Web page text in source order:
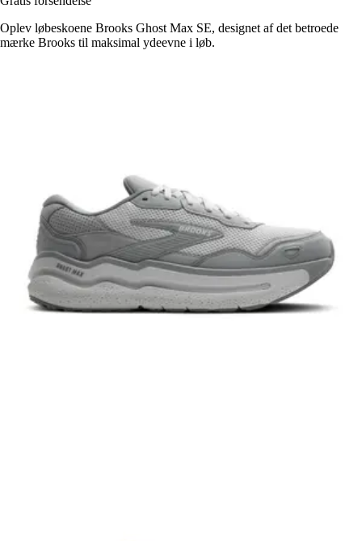
Oplev løbeskoene Brooks Ghost Max SE, designet af det betroede
mærke Brooks til maksimal ydeevne i løb.